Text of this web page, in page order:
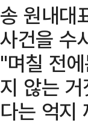
송 원내대
사건을 수
"며칠 전
지 않는
다는 억지